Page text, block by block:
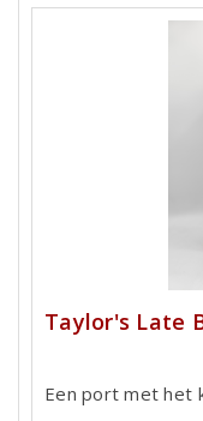
Taylor's Late
Een port met het